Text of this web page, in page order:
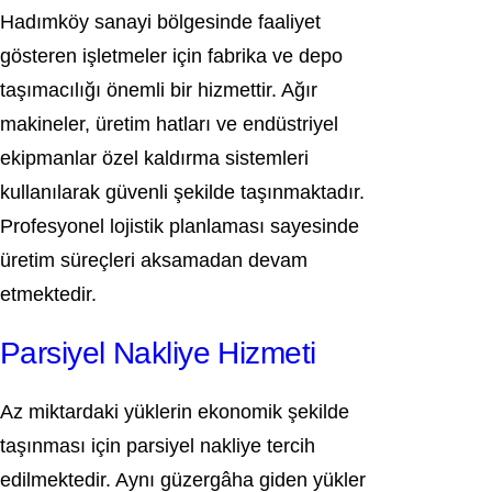
Hadımköy sanayi bölgesinde faaliyet
gösteren işletmeler için fabrika ve depo
taşımacılığı önemli bir hizmettir. Ağır
makineler, üretim hatları ve endüstriyel
ekipmanlar özel kaldırma sistemleri
kullanılarak güvenli şekilde taşınmaktadır.
Profesyonel lojistik planlaması sayesinde
üretim süreçleri aksamadan devam
etmektedir.
Parsiyel Nakliye Hizmeti
Az miktardaki yüklerin ekonomik şekilde
taşınması için parsiyel nakliye tercih
edilmektedir. Aynı güzergâha giden yükler